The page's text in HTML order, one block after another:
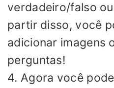
verdadeiro/falso
partir disso, você
adicionar imagens
perguntas!
4. Agora você